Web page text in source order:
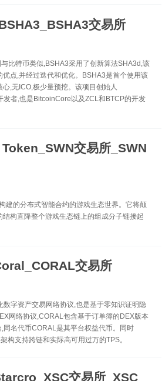
交易所
比特币类似,BSHA3采用了创新算法SHA3d,该
点,并经过迭代和优化。BSHA3是首个使用该
,无ICO,极少量预挖。该项目创始人
者,也是BitcoinCore以及ZCL和BTCP的开发
交易所_SWN
建的分布式智能合约的游戏生态世界。它将颠
构直降整个游戏生态链上的组成分子链接起
交易所
字资产交易网络协议,也是基于零知识证明隐
网络协议,CORAL包含基于订单簿的DEX版本
名代币CORAL是其平台权益代币。同时
构支持跨链和实际高可用过万的TPS。
交易所_XSC